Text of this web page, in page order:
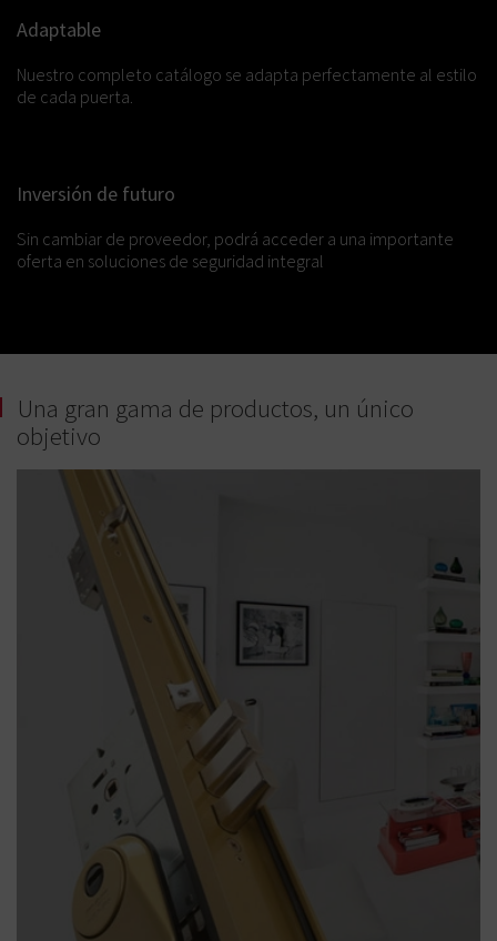
Adaptable
Nuestro completo catálogo se adapta perfectamente al estilo
de cada puerta.
Inversión de futuro
Sin cambiar de proveedor, podrá acceder a una importante
oferta en soluciones de seguridad integral
Una gran gama de productos, un único
objetivo